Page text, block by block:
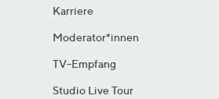
Karriere
Moderator*innen
TV-Empfang
Studio Live Tour